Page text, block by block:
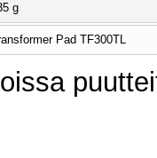
g
Pad TF300TL